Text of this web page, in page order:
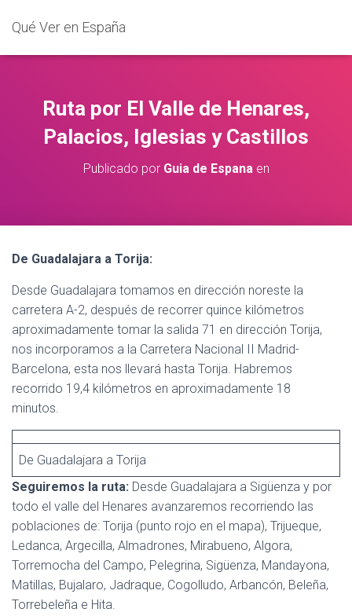
Qué Ver en España
Ruta por El Valle de Henares,
Palacios, Iglesias y Castillos
Publicado por Guia de Espanaen
De Guadalajara a Torija:
Desde Guadalajara tomamos en dirección noreste la
carretera A-2, después de recorrer quince kilómetros
aproximadamente tomar la salida 71 en dirección Torija,
nos incorporamos a la Carretera Nacional II Madrid-
Barcelona, esta nos llevará hasta Torija. Habremos
recorrido 19,4 kilómetros en aproximadamente 18
minutos.
De Guadalajara a Torija
Seguiremos la ruta: Desde Guadalajara a Sigüenza y por
todo el valle del Henares avanzaremos recorriendo las
poblaciones de: Torija (punto rojo en el mapa), Trijueque,
Ledanca, Argecilla, Almadrones, Mirabueno, Algora,
Torremocha del Campo, Pelegrina, Sigüenza, Mandayona,
Matillas, Bujalaro, Jadraque, Cogolludo, Arbancón, Beleña,
Torrebeleña e Hita.